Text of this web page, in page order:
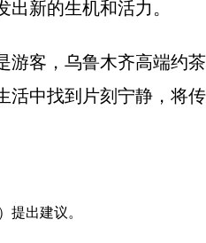
新的生机和活力。
游客，乌鲁木齐高端约
活中找到片刻宁静，将
提出建议。